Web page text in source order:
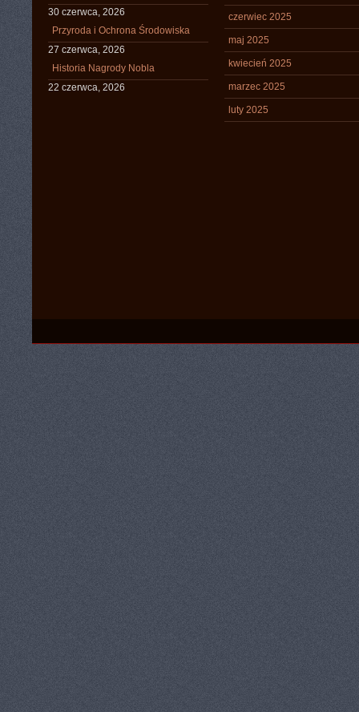
30 czerwca, 2026
Przyroda i Ochrona Środowiska
27 czerwca, 2026
Historia Nagrody Nobla
22 czerwca, 2026
czerwiec 2025
maj 2025
kwiecień 2025
marzec 2025
luty 2025